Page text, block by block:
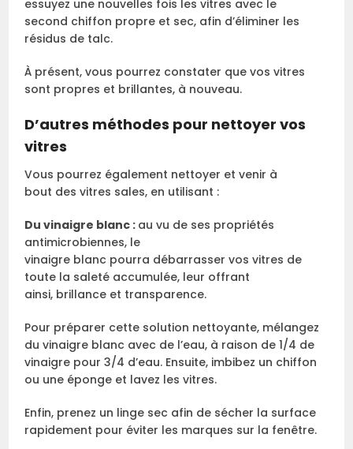
essuyez une nouvelles fois les vitres avec le
second chiffon propre et sec, afin d’éliminer les
résidus de talc.
À présent, vous pourrez constater que vos vitres
sont propres et brillantes, à nouveau.
D’autres méthodes pour nettoyer vos
vitres
Vous pourrez également nettoyer et venir à
bout des vitres sales, en utilisant :
Du vinaigre blanc : au vu de ses propriétés
antimicrobiennes, le
vinaigre blanc pourra débarrasser vos vitres de
toute la saleté accumulée, leur offrant
ainsi, brillance et transparence.
Pour préparer cette solution nettoyante, mélangez
du vinaigre blanc avec de l’eau, à raison de 1/4 de
vinaigre pour 3/4 d’eau. Ensuite, imbibez un chiffon
ou une éponge et lavez les vitres.
Enfin, prenez un linge sec afin de sécher la surface
rapidement pour éviter les marques sur la fenêtre.